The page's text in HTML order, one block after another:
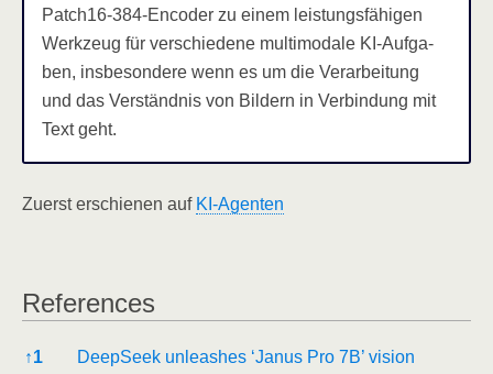
Patch16-384-Enco­der zu einem leis­tungs­fä­hi­gen
Werk­zeug für ver­schie­de­ne mul­ti­mo­da­le KI-Auf­ga­
ben, ins­be­son­de­re wenn es um die Ver­ar­bei­tung
und das Ver­ständ­nis von Bil­dern in Ver­bin­dung mit
Text geht.
Zuerst erschie­nen auf KI-Agen­ten
Refe­ren­ces
Refe­ren­ces
↑1
Deep­Seek unleas­hes ‘Janus Pro 7B’ visi­on